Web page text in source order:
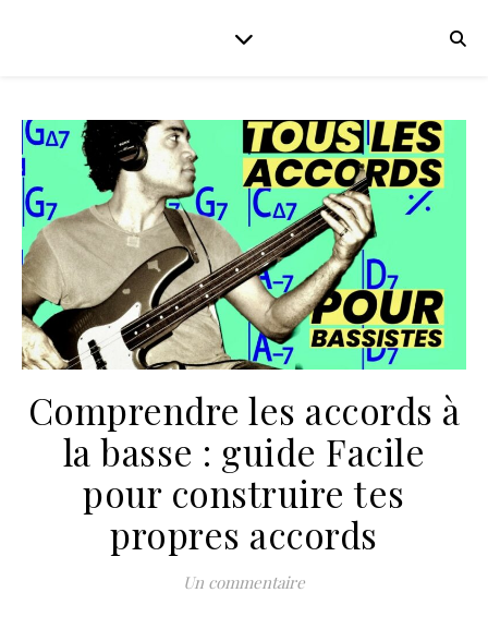
Comprendre les accords à
la basse : guide Facile
pour construire tes
propres accords
Un commentaire